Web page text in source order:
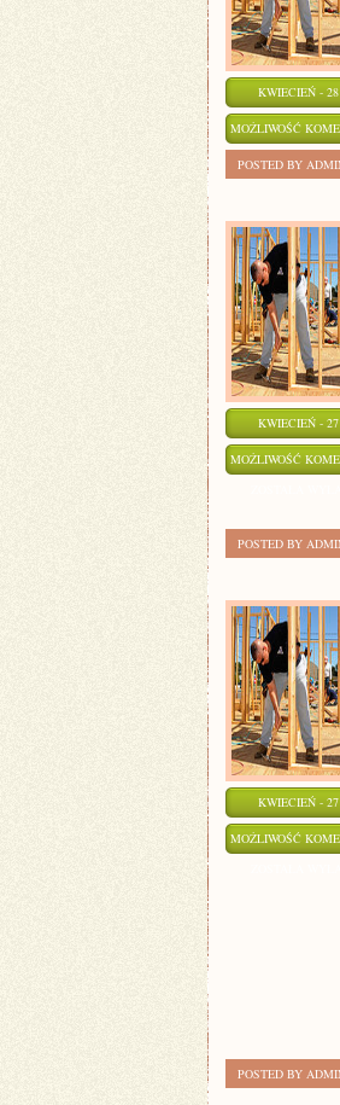
KWIECIEŃ -
MOŻLIWOŚĆ
ZOSTAŁA
POSTED BY
KWIECIEŃ -
MOŻLIWOŚĆ
POSTED BY
KWIECIEŃ -
MOŻLIWOŚĆ
POSTED BY